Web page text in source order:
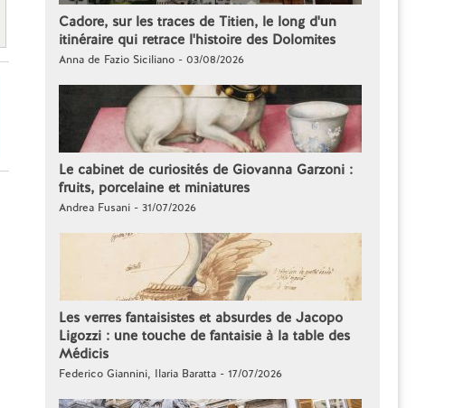
Cadore, sur les traces de Titien, le long d'un
itinéraire qui retrace l'histoire des Dolomites
Anna de Fazio Siciliano - 03/08/2026
Le cabinet de curiosités de Giovanna Garzoni :
fruits, porcelaine et miniatures
Andrea Fusani - 31/07/2026
Les verres fantaisistes et absurdes de Jacopo
Ligozzi : une touche de fantaisie à la table des
Médicis
Federico Giannini, Ilaria Baratta - 17/07/2026